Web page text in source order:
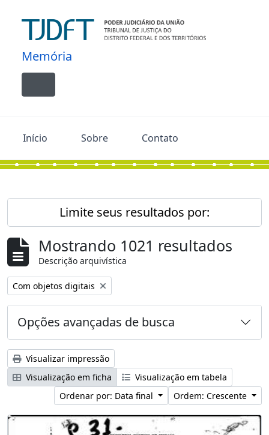
Memória
Toggle navigation
Início Sobre Contato
Limite seus resultados por:
Mostrando 1021 resultados
Descrição arquivística
Remover filtro:
Com objetos digitais
Opções avançadas de busca
Visualizar impressão
Visualização em ficha
Visualização em tabela
Ordenar por: Data final
Ordem: Crescente